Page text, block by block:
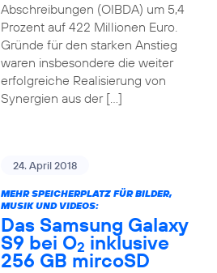
Abschreibungen (OIBDA) um 5,4
Prozent auf 422 Millionen Euro.
Gründe für den starken Anstieg
waren insbesondere die weiter
erfolgreiche Realisierung von
Synergien aus der […]
24. April 2018
MEHR SPEICHERPLATZ FÜR BILDER,
MUSIK UND VIDEOS:
Das Samsung Galaxy
S9 bei O2 inklusive
256 GB mircoSD